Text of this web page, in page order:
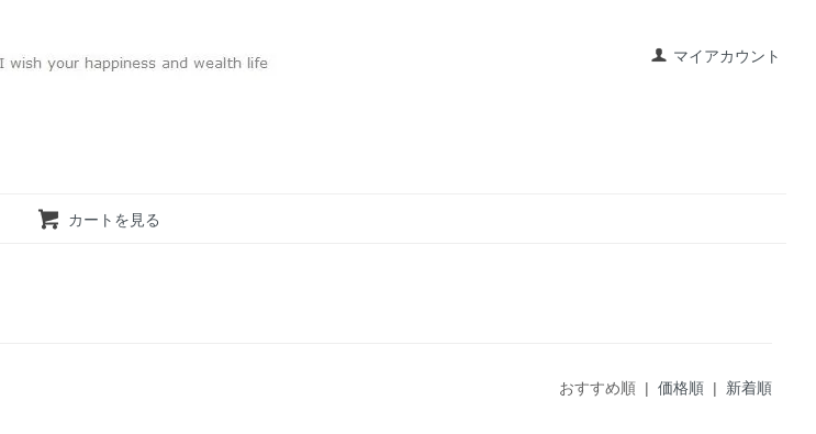
マイアカウント
カートを見る
おすすめ順 |価格順 | 新着順